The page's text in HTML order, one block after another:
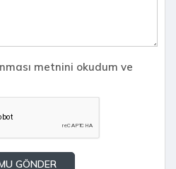
metnini okudum ve